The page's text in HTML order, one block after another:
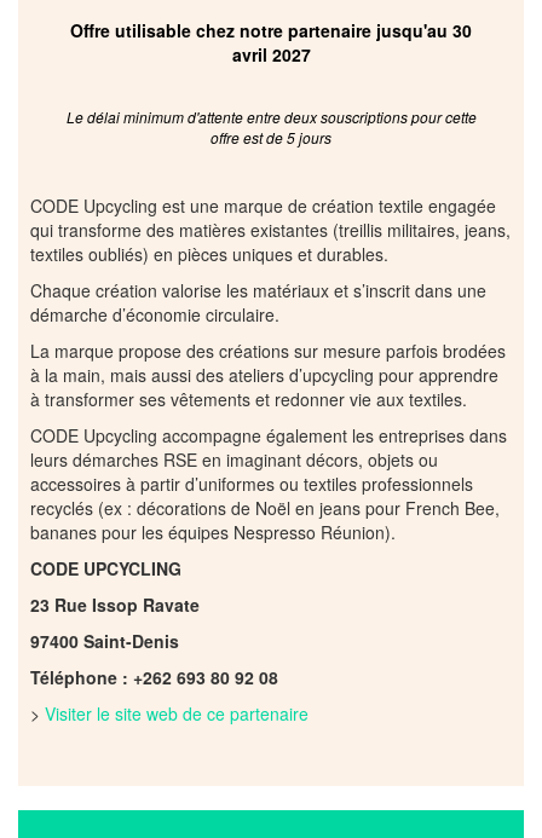
Offre utilisable chez notre partenaire jusqu'au 30
avril 2027
Le délai minimum d'attente entre deux souscriptions pour cette
offre est de 5 jours
CODE Upcycling est une marque de création textile engagée
qui transforme des matières existantes (treillis militaires, jeans,
textiles oubliés) en pièces uniques et durables.
Chaque création valorise les matériaux et s’inscrit dans une
démarche d’économie circulaire.
La marque propose des créations sur mesure parfois brodées
à la main, mais aussi des ateliers d’upcycling pour apprendre
à transformer ses vêtements et redonner vie aux textiles.
CODE Upcycling accompagne également les entreprises dans
leurs démarches RSE en imaginant décors, objets ou
accessoires à partir d’uniformes ou textiles professionnels
recyclés (ex : décorations de Noël en jeans pour French Bee,
bananes pour les équipes Nespresso Réunion).
CODE UPCYCLING
23 Rue Issop Ravate
97400 Saint-Denis
Téléphone : +262 693 80 92 08
> Visiter le site web de ce partenaire